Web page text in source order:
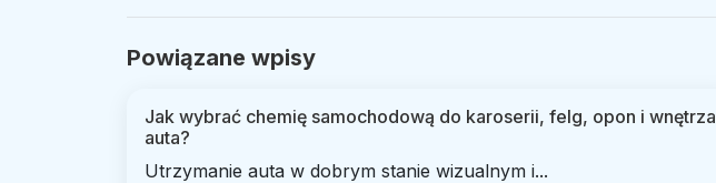
Powiązane wpisy
Jak wybrać chemię samochodową do karoserii, felg, opon i wnętrza
auta?
Utrzymanie auta w dobrym stanie wizualnym i...